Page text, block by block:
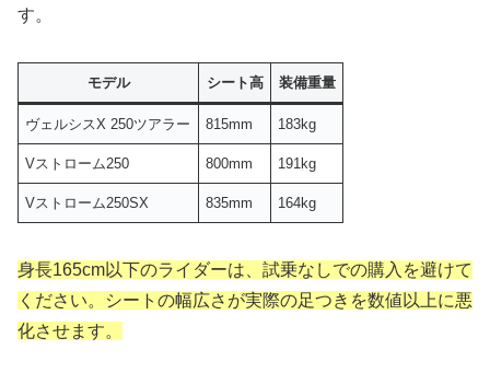
す。
モデル シート高 装備重量
ヴェルシスX 250ツアラー 815mm 183kg
Vストローム250 800mm 191kg
Vストローム250SX 835mm 164kg
身長165cm以下のライダーは、試乗なしでの購入を避けて
ください。シートの幅広さが実際の足つきを数値以上に悪
化させます。